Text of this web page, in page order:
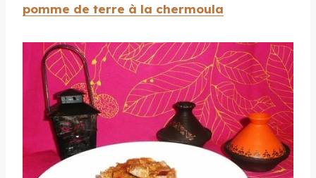
pomme de terre à la chermoula